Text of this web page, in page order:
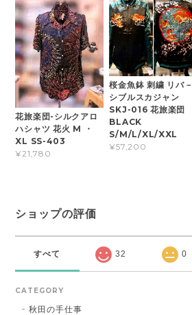
花旅楽団-シルクアロ
ハシャツ 花火 M ・
XL SS-403
¥21,780
桜金魚鉢 刺繍 リバ－
シブルスカジャン
SKJ-016 花旅楽団
BLACK
S/M/L/XL/XXL
¥57,200
ショップの評価
すべて 32 0
CATEGORY
秋田の手仕事